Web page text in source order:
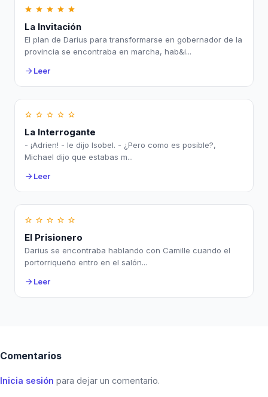
star star star star star
La Invitación
El plan de Darius para transformarse en gobernador de la
provincia se encontraba en marcha, hab&i...
arrow_forward Leer
star_border star_border star_border star_border star_border
La Interrogante
- ¡Adrien! - le dijo Isobel. - ¿Pero como es posible?,
Michael dijo que estabas m...
arrow_forward Leer
star_border star_border star_border star_border star_border
El Prisionero
Darius se encontraba hablando con Camille cuando el
portorriqueño entro en el salón...
arrow_forward Leer
Comentarios
Inicia sesión para dejar un comentario.